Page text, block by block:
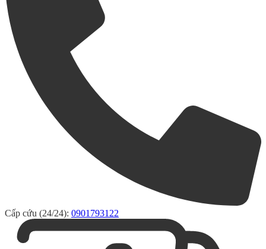
Cấp cứu (24/24): 0901793122